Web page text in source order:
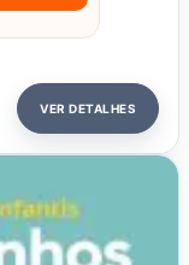
VER DETALHES